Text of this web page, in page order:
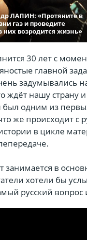
ЛАПИН: «Протяните в
газ и проведите
них возродится жизнь»
30 лет с
главной
задумывались
ждёт нашу
одним из
же происходит с
в цикле
занимается в
хотели бы
русский вопрос